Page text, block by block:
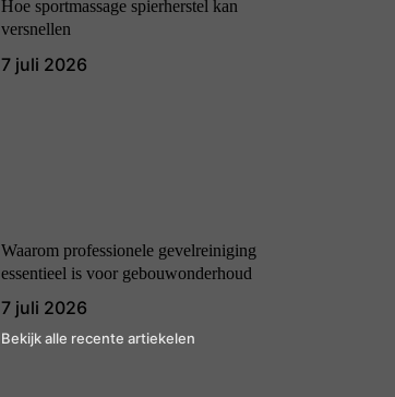
Hoe sportmassage spierherstel kan
versnellen
7 juli 2026
Waarom professionele gevelreiniging
essentieel is voor gebouwonderhoud
7 juli 2026
Bekijk alle recente artiekelen